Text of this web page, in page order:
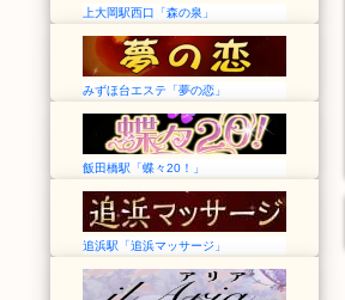
上大岡駅西口「森の泉」
みずほ台エステ「夢の恋」
飯田橋駅「蝶々20！」
追浜駅「追浜マッサージ」